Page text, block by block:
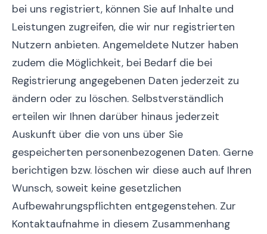
bei uns registriert, können Sie auf Inhalte und
Leistungen zugreifen, die wir nur registrierten
Nutzern anbieten. Angemeldete Nutzer haben
zudem die Möglichkeit, bei Bedarf die bei
Registrierung angegebenen Daten jederzeit zu
ändern oder zu löschen. Selbstverständlich
erteilen wir Ihnen darüber hinaus jederzeit
Auskunft über die von uns über Sie
gespeicherten personenbezogenen Daten. Gerne
berichtigen bzw. löschen wir diese auch auf Ihren
Wunsch, soweit keine gesetzlichen
Aufbewahrungspflichten entgegenstehen. Zur
Kontaktaufnahme in diesem Zusammenhang